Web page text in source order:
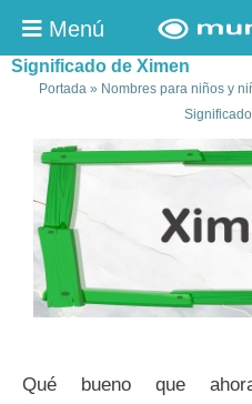
Menú
Significado de Ximen
Portada» Nombres para niños y
Qué bueno que